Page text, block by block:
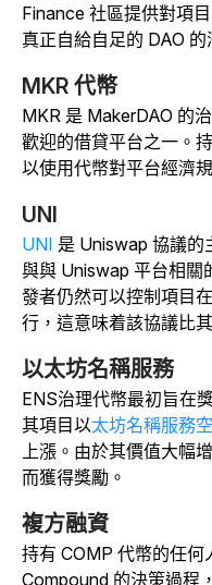
Finance 社區提供對項
真正自給自足的 DAO 的
MKR 代幣
MKR 是 MakerDAO 的
歡迎的借貸平台之一。
以使用代幣對平台經濟
UNI
UNI 是 Uniswap 協議的
與與 Uniswap 平台相關
發者仍然可以控制項目
行，這意味着該協議比
以太坊名稱服務
ENS治理代幣最初旨在
其項目以太坊名稱服務
上漲。由於其價值大幅
而獲得獎勵。
複方融資
持有 COMP 代幣的任
Compound 的決策過程